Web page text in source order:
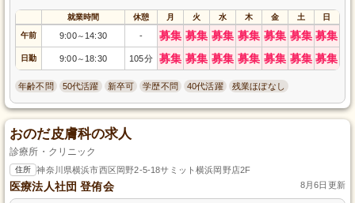
就業時間 休憩 月 火 水 木 金 土 日
午前 9:00～ 14:30 - 募集 募集 募集 募集 募集 募集 募集
日勤 9:00～ 18:30 105分 募集 募集 募集 募集 募集 募集 募集
年齢不問 50代活躍 新卒可 学歴不問 40代活躍 残業ほぼなし
おのだ皮膚科の求人
診療所・クリニック
住所 神奈川県横浜市西区岡野2-5-18サミット横浜岡野店2F
医療法人社団 登侑会 8月6日更新